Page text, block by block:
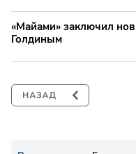
«Майами» заключил
Голдиным